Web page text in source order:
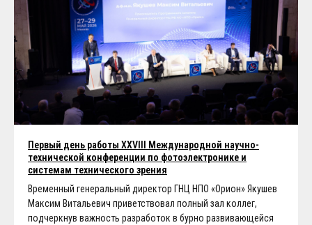
Первый день работы XXVIII Международной научно-
технической конференции по фотоэлектронике и
системам технического зрения
Временный генеральный директор ГНЦ НПО «Орион» Якушев
Максим Витальевич приветствовал полный зал коллег,
подчеркнув важность разработок в бурно развивающейся